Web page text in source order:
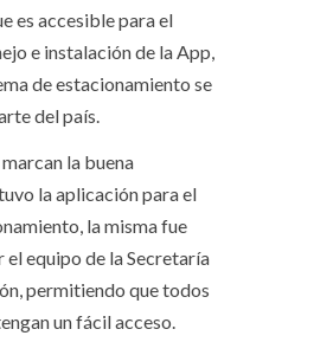
es accesible para el
e instalación de la App,
de estacionamiento se
del país.
la buena
la aplicación para el
la misma fue
equipo de la Secretaría
permitiendo que todos
un fácil acceso.